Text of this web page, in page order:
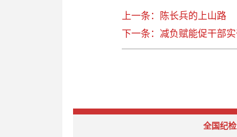
上一条：陈长兵的上山路
下一条：减负赋能促干部
全国纪